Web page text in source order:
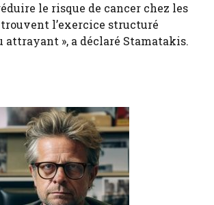
le risque de cancer chez les
l’exercice structuré
attrayant », a déclaré Stamatakis.